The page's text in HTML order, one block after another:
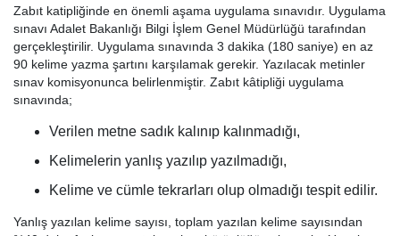
Zabıt katipliğinde en önemli aşama uygulama sınavıdır. Uygulama
sınavı Adalet Bakanlığı Bilgi İşlem Genel Müdürlüğü tarafından
gerçekleştirilir. Uygulama sınavında 3 dakika (180 saniye) en az
90 kelime yazma şartını karşılamak gerekir. Yazılacak metinler
sınav komisyonunca belirlenmiştir. Zabıt kâtipliği uygulama
sınavında;
Verilen metne sadık kalınıp kalınmadığı,
Kelimelerin yanlış yazılıp yazılmadığı,
Kelime ve cümle tekrarları olup olmadığı tespit edilir.
Yanlış yazılan kelime sayısı, toplam yazılan kelime sayısından